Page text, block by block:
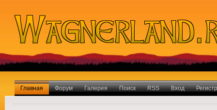
Главная Форум Галерея Поиск RSS Вход